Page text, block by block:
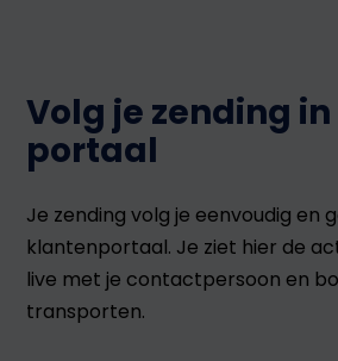
Volg je zending in
portaal
Je zending volg je eenvoudig en
klantenportaal. Je ziet hier de
live met je contactpersoon en
transporten.